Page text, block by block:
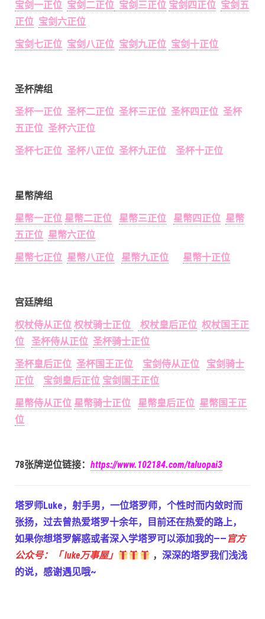
宝剑一正位 宝剑二正位 宝剑三正位 宝剑四正位 宝剑五
正位 宝剑六正位
宝剑七正位 宝剑八正位 宝剑九正位 宝剑十正位
圣杯牌组
圣杯一正位 圣杯二正位 圣杯三正位 圣杯四正位 圣杯
五正位 圣杯六正位
圣杯七正位 圣杯八正位 圣杯九正位 圣杯十正位
星幣牌组
星幣一正位 星幣二正位 星幣三正位 星幣四正位 星幣
五正位 星幣六正位
星幣七正位 星幣八正位 星幣九正位 星幣十正位
宫廷牌组
权杖侍从正位 权杖骑士正位 权杖皇后正位 权杖国王正
位
圣杯侍从正位 圣杯骑士正位
圣杯皇后正位 圣杯国王正位 宝剑侍从正位
宝剑骑士
正位
宝剑皇后正位 宝剑国王正位
星幣侍从正位 星幣骑士正位 星幣皇后正位 星幣国王正
位
78张牌逆位链接： https://www.102184.com/taluopai3
塔罗师Luke，射手男，一位塔罗师，个性时而内敛时而
张扬，过去曾热爱塔罗十余年，目前还在热爱的路上，
如果你想塔罗解惑或者深入学塔罗可以添加我的—— 官方
公众号：「 luke万事屋」
， 深深的塔罗我们浅浅
的说，感谢遇见哦~